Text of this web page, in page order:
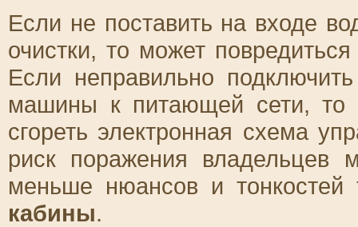
Если не поставить на входе
очистки, то может
Если неправильно
машины к питающей сети, то
сгореть электронная схема
риск поражения владельцев
меньше нюансов и
кабины.